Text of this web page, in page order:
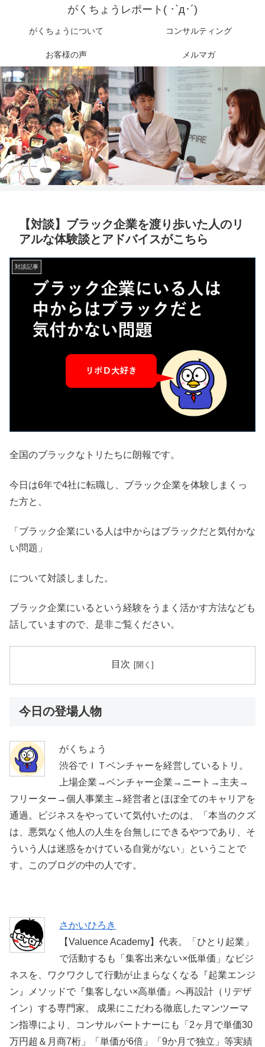
がくちょうレポート( ･`д･´)
がくちょうについて コンサルティング
お客様の声 メルマガ
【対談】ブラック企業を渡り歩いた人のリ
アルな体験談とアドバイスがこちら
対談記事
全国のブラックなトリたちに朗報です。
今日は6年で4社に転職し、ブラック企業を体験しまくっ
た方と、
「ブラック企業にいる人は中からはブラックだと気付かな
い問題」
について対談しました。
ブラック企業にいるという経験をうまく活かす方法なども
話していますので、是非ご覧ください。
目次
今日の登場人物
がくちょう
渋谷でＩＴベンチャーを経営しているトリ。
上場企業→ベンチャー企業→ニート→主夫→
フリーター→個人事業主→経営者とほぼ全てのキャリアを
通過。ビジネスをやっていて気付いたのは、「本当のクズ
は、悪気なく他人の人生を台無しにできるやつであり、そ
ういう人は迷惑をかけている自覚がない」ということで
す。このブログの中の人です。
さかいひろき
【Valuence Academy】代表。「ひとり起業」
で活動するも「集客出来ない×低単価」なビジ
ネスを、ワクワクして行動が止まらなくなる『起業エンジ
ン』メソッドで『集客しない×高単価』へ再設計（リデザ
イン）する専門家。 成果にこだわる徹底したマンツーマ
ン指導により、コンサルパートナーにも「2ヶ月で単価30
万円超＆月商7桁」「単価が6倍」「9か月で独立」等実績